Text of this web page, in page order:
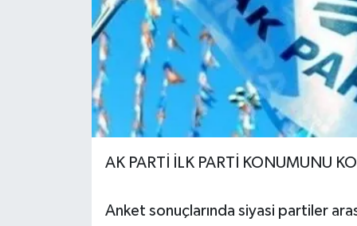
AK PARTİ İLK PARTİ KONUMUNU
Anket sonuçlarında siyasi partiler